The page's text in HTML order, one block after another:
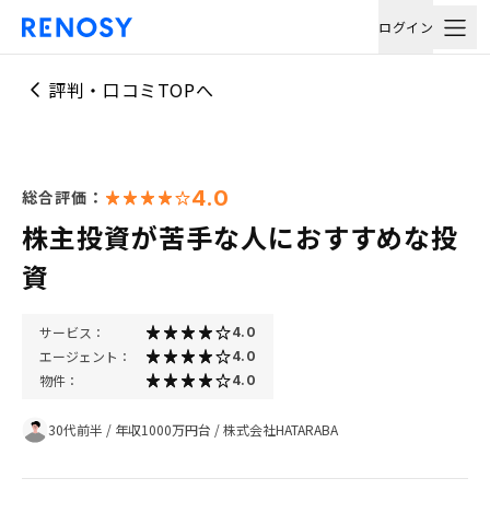
ログイン
評判・口コミTOPへ
総合評価： 4.0
株主投資が苦手な人におすすめな投
資
サービス： 4.0
エージェント： 4.0
物件： 4.0
30代前半 / 年収1000万円台 /株式会社HATARABA